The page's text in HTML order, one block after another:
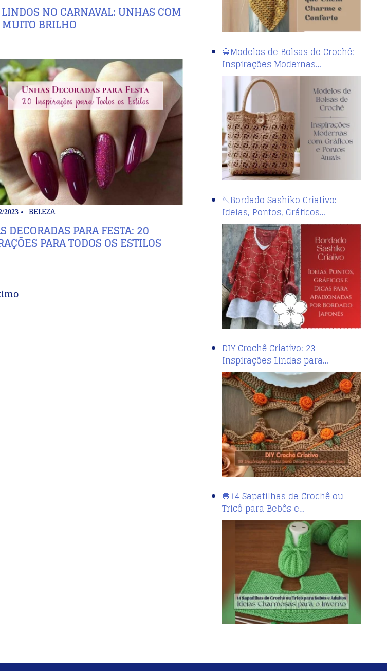
NO CARNAVAL: UNHAS COM
MUITO BRILHO
2023 BELEZA
DECORADAS PARA FESTA: 20
PARA TODOS OS ESTILOS
🧶Modelos de Bolsas de Crochê:
Inspirações Modernas…
🪡Bordado Sashiko Criativo:
Ideias, Pontos, Gráficos…
DIY Crochê Criativo: 23
Inspirações Lindas para…
🧶14 Sapatilhas de Crochê ou
Tricô para Bebês e…